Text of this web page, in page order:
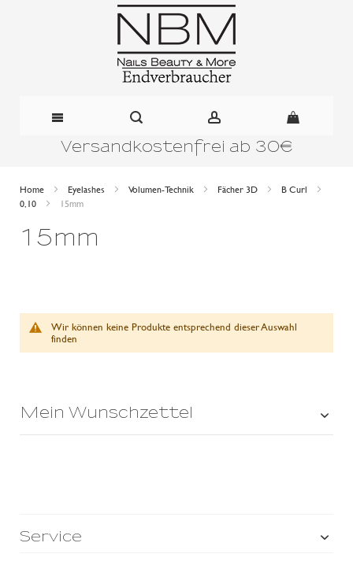
Inhalt
Versandkostenfrei ab 30€
Home Eyelashes Volumen-Technik Fächer 3D
B Curl
0,10
15mm
15mm
Wir können keine Produkte entsprechend dieser Auswahl
finden
Mein Wunschzettel
Service